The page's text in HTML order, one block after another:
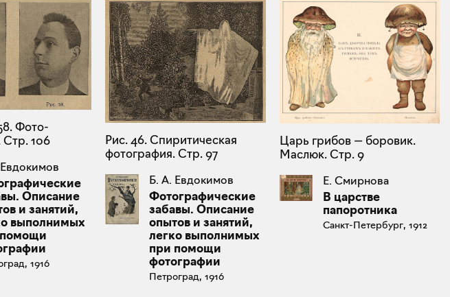
Фото-
Стр. 106
Описание
и занятий,
выполнимых
1916
Рис. 46. Спиритическая
фотография. Стр. 97
Б. А. Евдокимов
Фотографические
забавы. Описание
опытов и занятий,
легко выполнимых
при помощи
фотографии
Петроград, 1916
Царь грибов — боровик.
Маслюк. Стр. 9
Е. Смирнова
В царстве
папоротника
Санкт-Петербург, 1912